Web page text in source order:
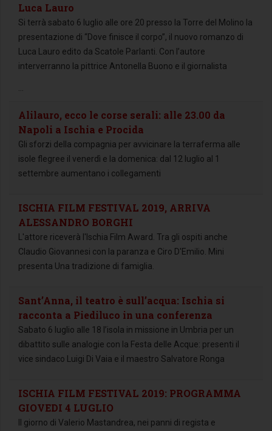
Luca Lauro
Si terrà sabato 6 luglio alle ore 20 presso la Torre del Molino la
presentazione di “Dove finisce il corpo”, il nuovo romanzo di
Luca Lauro edito da Scatole Parlanti. Con l’autore
interverranno la pittrice Antonella Buono e il giornalista
Alilauro, ecco le corse serali: alle 23.00 da
Napoli a Ischia e Procida
Gli sforzi della compagnia per avvicinare la terraferma alle
isole flegree il venerdì e la domenica: dal 12 luglio al 1
settembre aumentano i collegamenti
ISCHIA FILM FESTIVAL 2019, ARRIVA
ALESSANDRO BORGHI
L'attore riceverà l'Ischia Film Award. Tra gli ospiti anche
Claudio Giovannesi con la paranza e Ciro D'Emilio. Mini
presenta Una tradizione di famiglia.
Sant’Anna, il teatro è sull’acqua: Ischia si
racconta a Piediluco in una conferenza
Sabato 6 luglio alle 18 l’isola in missione in Umbria per un
dibattito sulle analogie con la Festa delle Acque: presenti il
vice sindaco Luigi Di Vaia e il maestro Salvatore Ronga
ISCHIA FILM FESTIVAL 2019: PROGRAMMA
GIOVEDI 4 LUGLIO
Il giorno di Valerio Mastandrea, nei panni di regista e